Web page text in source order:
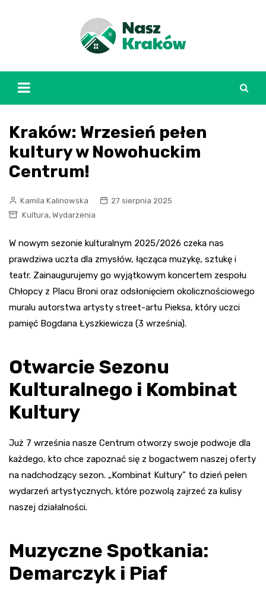
Kraków: Wrzesień pełen
kultury w Nowohuckim
Centrum!
Kamila Kalinowska
27 sierpnia 2025
Kultura, Wydarzenia
W nowym sezonie kulturalnym 2025/2026 czeka nas
prawdziwa uczta dla zmysłów, łącząca muzykę, sztukę i
teatr. Zainaugurujemy go wyjątkowym koncertem zespołu
Chłopcy z Placu Broni oraz odsłonięciem okolicznościowego
muralu autorstwa artysty street-artu Pieksa, który uczci
pamięć Bogdana Łyszkiewicza (3 września).
Otwarcie Sezonu
Kulturalnego i Kombinat
Kultury
Już 7 września nasze Centrum otworzy swoje podwoje dla
każdego, kto chce zapoznać się z bogactwem naszej oferty
na nadchodzący sezon. „Kombinat Kultury” to dzień pełen
wydarzeń artystycznych, które pozwolą zajrzeć za kulisy
naszej działalności.
Muzyczne Spotkania:
Demarczyk i Piaf